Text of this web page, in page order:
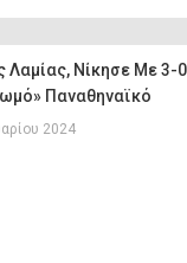
Λαμίας, Νίκησε Με 3-0
Παναθηναϊκό
2024